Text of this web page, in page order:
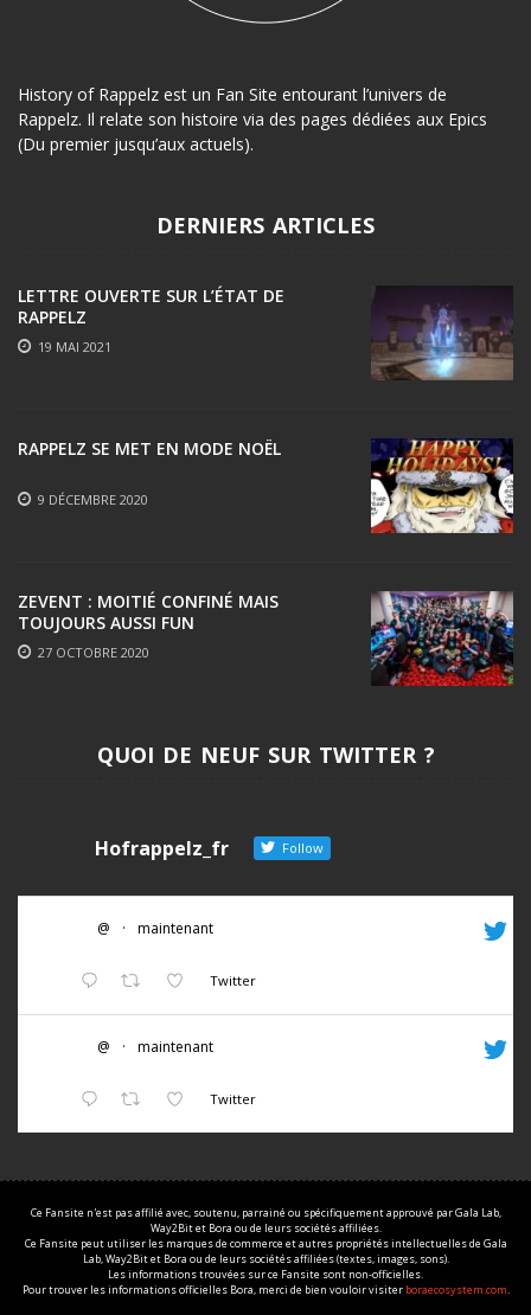
History of Rappelz est un Fan Site entourant l’univers de
Rappelz. Il relate son histoire via des pages dédiées aux Epics
(Du premier jusqu’aux actuels).
DERNIERS ARTICLES
LETTRE OUVERTE SUR L’ÉTAT DE
RAPPELZ
19 MAI 2021
RAPPELZ SE MET EN MODE NOËL
9 DÉCEMBRE 2020
ZEVENT : MOITIÉ CONFINÉ MAIS
TOUJOURS AUSSI FUN
27 OCTOBRE 2020
QUOI DE NEUF SUR TWITTER ?
Hofrappelz_fr Follow
@ · maintenant
Twitter
@ · maintenant
Twitter
Ce Fansite n'est pas affilié avec, soutenu, parrainé ou spécifiquement approuvé par Gala Lab,
Way2Bit et Bora ou de leurs sociétés affiliées.
Ce Fansite peut utiliser les marques de commerce et autres propriétés intellectuelles de Gala
Lab, Way2Bit et Bora ou de leurs sociétés affiliées (textes, images, sons).
Les informations trouvées sur ce Fansite sont non-officielles.
Pour trouver les informations officielles Bora, merci de bien vouloir visiter boraecosystem.com.